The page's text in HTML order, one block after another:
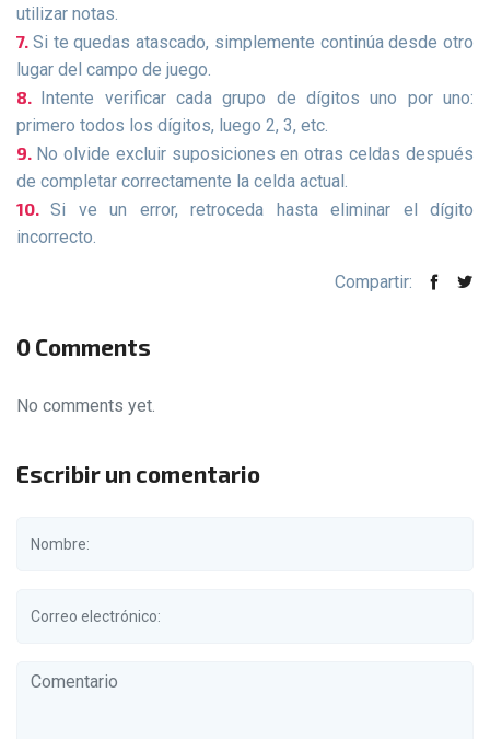
utilizar notas.
Si te quedas atascado, simplemente continúa desde otro
lugar del campo de juego.
Intente verificar cada grupo de dígitos uno por uno:
primero todos los dígitos, luego 2, 3, etc.
No olvide excluir suposiciones en otras celdas después
de completar correctamente la celda actual.
Si ve un error, retroceda hasta eliminar el dígito
incorrecto.
Compartir:
0 Comments
No comments yet.
Escribir un comentario